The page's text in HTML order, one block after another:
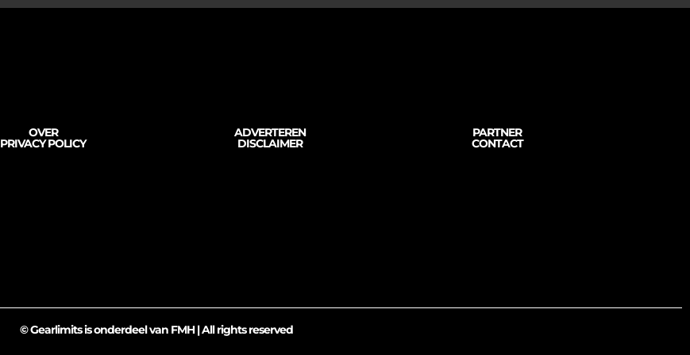
OVER
PRIVACY POLICY
ADVERTEREN
DISCLAIMER
PARTNER
CONTACT
© Gearlimits is onderdeel van FMH | All rights reserved